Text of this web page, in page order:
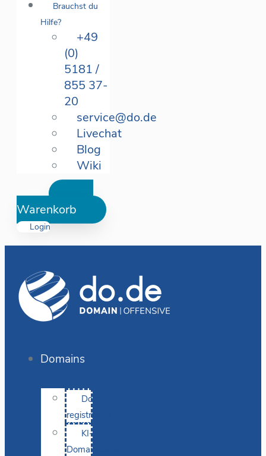
Brauchst du
Hilfe?
+49
(0)
5181 /
855 37-
20
service@do.de
Livechat
Blog
Wiki
Warenkorb
Login
Domains
Domain
registrieren
KI-
Domainsuche